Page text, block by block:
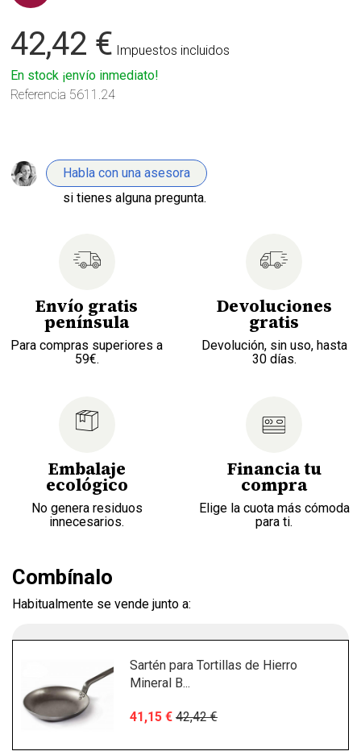
42,42 € Impuestos incluidos
En stock ¡envío inmediato!
Referencia 5611.24
Habla con una asesora
si tienes alguna pregunta.
Envío gratis
península
Para compras superiores a
59€.
Devoluciones
gratis
Devolución, sin uso, hasta
30 días.
Embalaje
ecológico
No genera residuos
innecesarios.
Financia tu
compra
Elige la cuota más cómoda
para ti.
Combínalo
Habitualmente se vende junto a:
Sartén para Tortillas de Hierro
Mineral B...
41,15 € 42,42 €